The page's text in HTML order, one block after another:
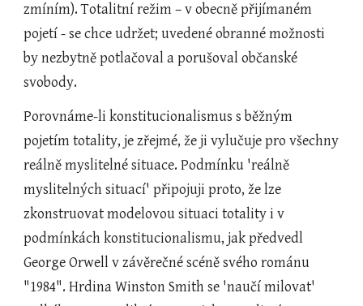
zmíním). Totalitní režim – v obecně přijímaném
pojetí - se chce udržet; uvedené obranné možnosti
by nezbytně potlačoval a porušoval občanské
svobody.
Porovnáme-li konstitucionalismus s běžným
pojetím totality, je zřejmé, že ji vylučuje pro všechny
reálně myslitelné situace. Podmínku 'reálně
myslitelných situací' připojuji proto, že lze
zkonstruovat modelovou situaci totality i v
podmínkách konstitucionalismu, jak předvedl
George Orwell v závěrečné scéně svého románu
"1984". Hrdina Winston Smith se 'naučí milovat'